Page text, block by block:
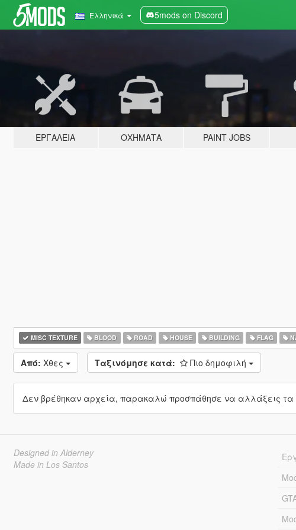
Ελληνικά 5mods on Discord
ΕΡΓΑΛΕΊΑ ΟΧΉΜΑΤΑ PAINT JOBS
MISC TEXTURE BLOOD ROAD HOUSE BUILDING FLAG
Από: Χθες Ταξινόμησε κατά: Πιο δημοφιλή
Δεν βρέθηκαν αρχεία, παρακαλώ προσπάθησε να αλλάξεις τα
Designed in Alderney
Made in Los Santos